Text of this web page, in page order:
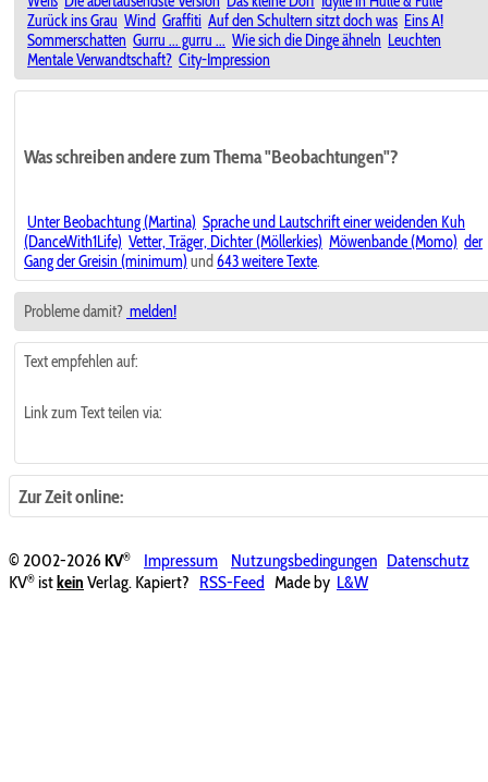
Zurück ins Grau Wind Graffiti Auf den Schultern sitzt doch was Eins A!
Sommerschatten Gurru ... gurru ... Wie sich die Dinge ähneln Leuchten
Mentale Verwandtschaft? City-Impression
Was schreiben andere zum Thema "Beobachtungen"?
Unter Beobachtung (Martina) Sprache und Lautschrift einer weidenden Kuh
(DanceWith1Life) Vetter, Träger, Dichter (Möllerkies) Möwenbande (Momo) der
Gang der Greisin (minimum) und 643 weitere Texte.
Probleme damit? melden!
Text empfehlen auf:
Link zum Text teilen via:
Zur Zeit online:
© 2002-2026KV® Impressum Nutzungsbedingungen Datenschutz
KV® ist kein Verlag. Kapiert? RSS-Feed Made by L&W